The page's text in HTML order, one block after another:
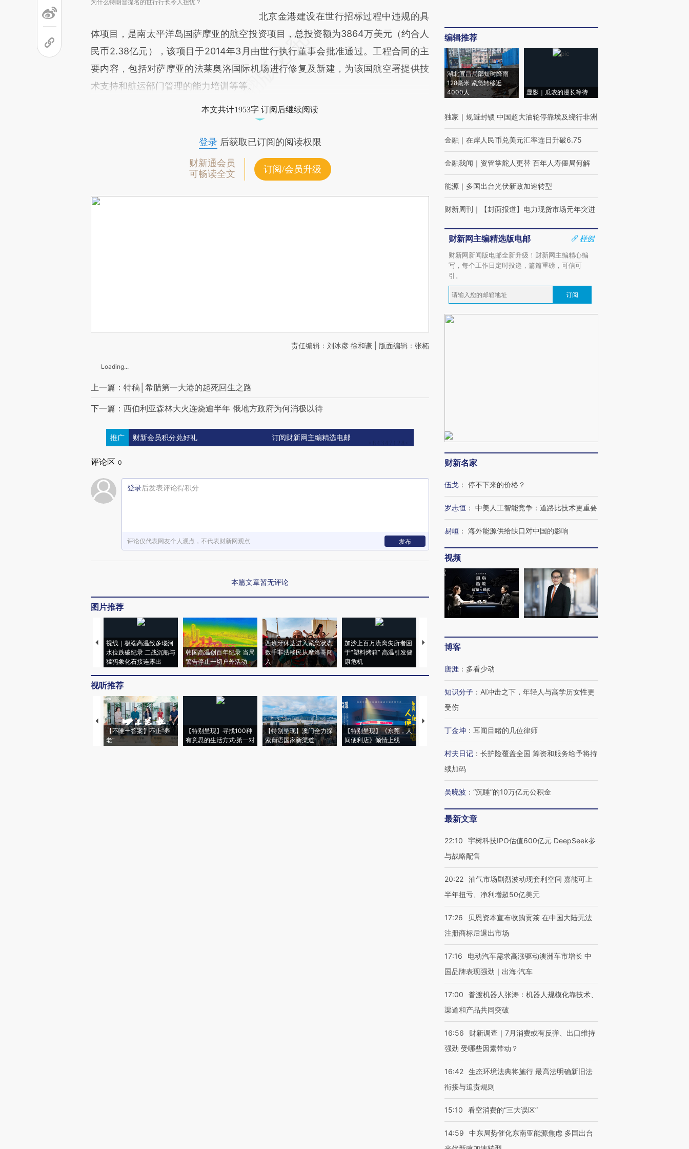
为什么特朗普提名的世行行长令人担忧？
北京金港建设在世行招标过程中违规的具
体项目，是南太平洋岛国萨摩亚的航空投资项目，总投资额为3864万美元（约合人
民币2.38亿元），该项目于2014年3月由世行执行董事会批准通过。工程合同的主
要内容，包括对萨摩亚的法莱奥洛国际机场进行修复及新建，为该国航空署提供技
术支持和航运部门管理的能力培训等等。
本文共计1953字 订阅后继续阅读
登录后获取已订阅的阅读权限
财新通会员
可畅读全文
订阅/会员升级
责任编辑：刘冰彦 徐和谦 | 版面编辑：张柘
Loading...
上一篇：特稿│希腊第一大港的起死回生之路
下一篇：西伯利亚森林大火连烧逾半年 俄地方政府为何消极以待
推广 财新会员积分兑好礼 订阅财新网主编精选电邮
评论区 0
登录后发表评论得积分
评论仅代表网友个人观点，不代表财新网观点 发布
本篇文章暂无评论
图片推荐
视线｜极端高温致多瑙河
水位跌破纪录 二战沉船与
猛犸象化石接连露出
韩国高温创百年纪录 当局
警告停止一切户外活动
西班牙休达进入紧急状态
数千非法移民从摩洛哥闯
入
加沙上百万流离失所者困
于“塑料烤箱” 高温引发健
康危机
视线｜HYROX的吸金
术：是什么让中产们甘
视听推荐
【不唯一答案】不止“养
老”
【特别呈现】寻找100种
有意思的生活方式·第一对
【特别呈现】澳门全力探
索葡语国家新渠道
【特别呈现】《东莞，人
间便利店》倾情上线
【推广】走进第四届链博
会，让数智科技“链”接产
【特别呈现】寻找100种
有意思的生活方式·第三对
【商旅对话】华住集团
住三大增长引擎是什么？
编辑推荐
湖北宜昌局部短时降雨
128毫米 紧急转移近
4000人
显影｜瓜农的漫长等待
独家 ｜ 规避封锁 中国超大油轮停靠埃及绕行非洲
金融 ｜ 在岸人民币兑美元汇率连日升破6.75
金融我闻 ｜ 资管掌舵人更替 百年人寿僵局何解
能源 ｜ 多国出台光伏新政加速转型
财新周刊 ｜ 【封面报道】电力现货市场元年突进
财新网主编精选版电邮
样例
财新网新闻版电邮全新升级！财新网主编精心编
写，每个工作日定时投递，篇篇重磅，可信可
引。
订阅
财新名家
伍戈 ： 停不下来的价格？
罗志恒 ： 中美人工智能竞争：道路比技术更重要
易峘 ： 海外能源供给缺口对中国的影响
视频
博客
唐涯 ： 多看少动
知识分子 ： AI冲击之下，年轻人与高学历女性更
受伤
丁金坤 ： 耳闻目睹的几位律师
村夫日记 ： 长护险覆盖全国 筹资和服务给予将持
续加码
吴晓波 ： “沉睡”的10万亿元公积金
最新文章
22:10
宇树科技IPO估值600亿元 DeepSeek参
与战略配售
20:22 油气市场剧烈波动现套利空间 嘉能可上
半年扭亏、净利增超50亿美元
17:26
贝恩资本宣布收购贡茶 在中国大陆无法
注册商标后退出市场
17:16
电动汽车需求高涨驱动澳洲车市增长 中
国品牌表现强劲｜出海·汽车
17:00
普渡机器人张涛：机器人规模化靠技术、
渠道和产品共同突破
16:56
财新调查｜7月消费或有反弹、出口维持
强劲 受哪些因素带动？
16:42 生态环境法典将施行 最高法明确新旧法
衔接与追责规则
15:10 看空消费的“三大误区”
14:59
中东局势催化东南亚能源焦虑 多国出台